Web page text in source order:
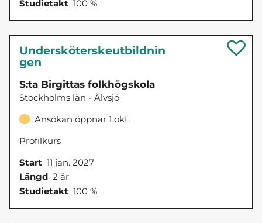
Studietakt 100 %
Undersköterskeutbildnin
gen
S:ta Birgittas folkhögskola
Stockholms län - Älvsjö
Ansökan öppnar 1 okt.
Profilkurs
Start 11 jan. 2027
Längd 2 år
Studietakt 100 %